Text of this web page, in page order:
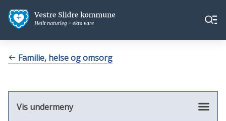
Vestre
Slidre
kommune
Vestre
Slidre
Meny
Du Familie, helse og omsorg
Vis undermeny